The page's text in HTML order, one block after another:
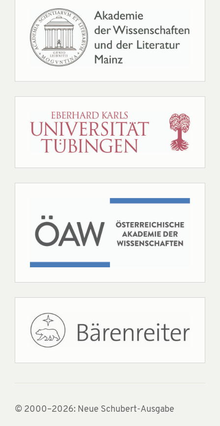
© 2000–2026: Neue Schubert-Ausgabe